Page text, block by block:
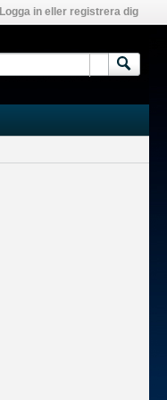
Logga in eller registrera dig